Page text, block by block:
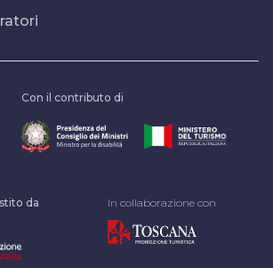
Con il contributo di
da In collaborazione con